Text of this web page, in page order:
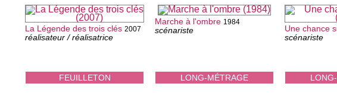
FEUILLETON
La Légende des trois clés 2007
réalisateur / réalisatrice
LONG-MÉTRAGE
Marche à l'ombre 1984
scénariste Une chance
scénariste